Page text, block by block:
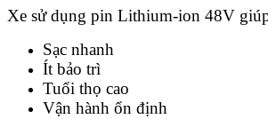
Xe sử dụng pin Lithium-ion 48V
Sạc nhanh
Ít bảo trì
Tuổi thọ cao
Vận hành ổn định